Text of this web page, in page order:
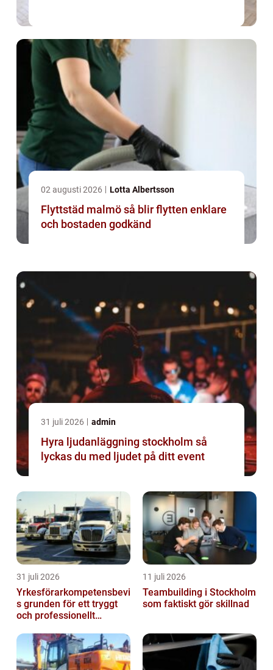
02 augusti 2026 Lotta Albertsson
Flyttstäd malmö så blir flytten enklare
och bostaden godkänd
31 juli 2026 admin
Hyra ljudanläggning stockholm så
lyckas du med ljudet på ditt event
31 juli 2026
Yrkesförarkompetensbevi
s grunden för ett tryggt
och professionellt
11 juli 2026
Teambuilding i Stockholm
som faktiskt gör skillnad